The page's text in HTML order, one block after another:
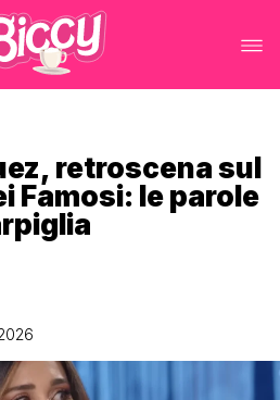
retroscena sul
Famosi: le parole